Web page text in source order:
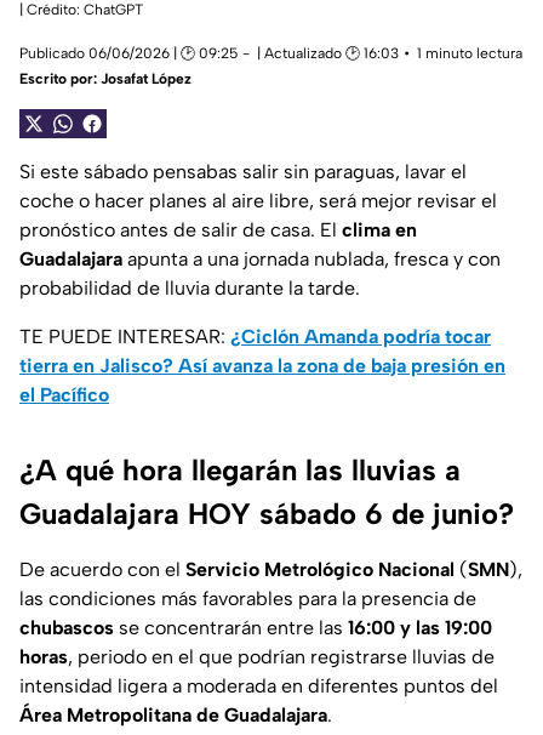
| Crédito: ChatGPT
Publicado 06/06/2026 | 🕑 09:25 | Actualizado 🕑 16:03
1 minuto lectura
Escrito por: Josafat López
Si este sábado pensabas salir sin paraguas, lavar el
coche o hacer planes al aire libre, será mejor revisar el
pronóstico antes de salir de casa. El clima en
Guadalajara apunta a una jornada nublada, fresca y con
probabilidad de lluvia durante la tarde.
TE PUEDE INTERESAR: ¿Ciclón Amanda podría tocar
tierra en Jalisco? Así avanza la zona de baja presión en
el Pacífico
¿A qué hora llegarán las lluvias a
Guadalajara HOY sábado 6 de junio?
De acuerdo con el Servicio Metrológico Nacional (SMN),
las condiciones más favorables para la presencia de
chubascos se concentrarán entre las 16:00 y las 19:00
horas, periodo en el que podrían registrarse lluvias de
intensidad ligera a moderada en diferentes puntos del
Área Metropolitana de Guadalajara.